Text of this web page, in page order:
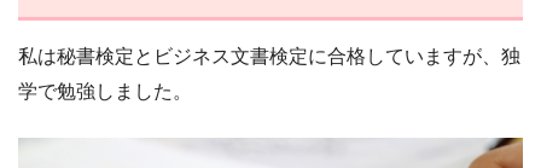
私は秘書検定とビジネス文書検定に合格していますが、独
学で勉強しました。